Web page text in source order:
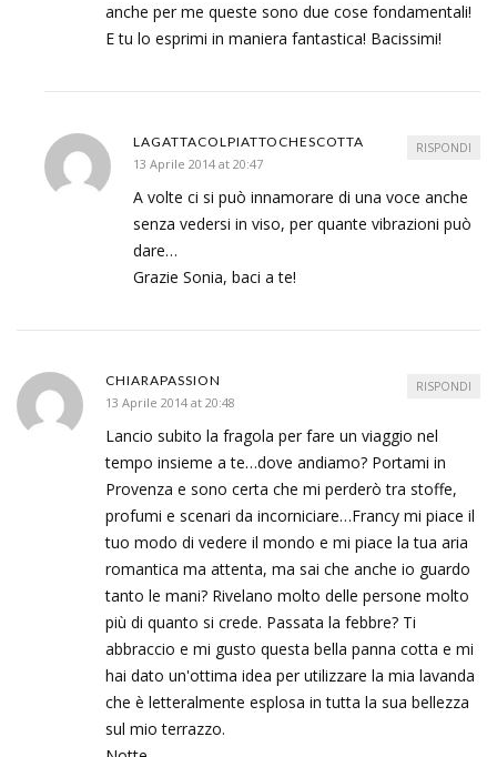
anche per me queste sono due cose fondamentali!
E tu lo esprimi in maniera fantastica! Bacissimi!
LAGATTACOLPIATTOCHESCOTTA
13 Aprile 2014 at 20:47
A volte ci si può innamorare di una voce anche
senza vedersi in viso, per quante vibrazioni può
dare…
Grazie Sonia, baci a te!
RISPONDI
CHIARAPASSION
13 Aprile 2014 at 20:48
Lancio subito la fragola per fare un viaggio nel
tempo insieme a te…dove andiamo? Portami in
Provenza e sono certa che mi perderò tra stoffe,
profumi e scenari da incorniciare…Francy mi piace il
tuo modo di vedere il mondo e mi piace la tua aria
romantica ma attenta, ma sai che anche io guardo
tanto le mani? Rivelano molto delle persone molto
più di quanto si crede. Passata la febbre? Ti
abbraccio e mi gusto questa bella panna cotta e mi
hai dato un'ottima idea per utilizzare la mia lavanda
che è letteralmente esplosa in tutta la sua bellezza
sul mio terrazzo.
RISPONDI